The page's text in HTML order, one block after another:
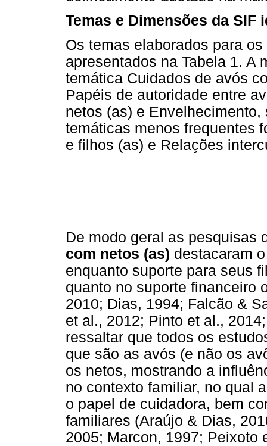
Temas e Dimensões da
Os temas elaborados para
apresentados na Tabela 1. A
temática Cuidados de avós
Papéis de autoridade entre
netos (as) e
temáticas menos frequentes
e filhos (as) e Relações
De modo geral as pesquisas
com netos (as) destacaram
enquanto suporte para seus
quanto no suporte financeiro
2010; Dias, 1994; Falcão &
et al., 2012; Pinto et al.,
ressaltar que todos os
que são as avós (e não os
os netos, mostrando a
no contexto familiar, no qual
o papel de cuidadora, bem
familiares (Araújo & Dias,
2005; Marcon, 1997; Peixoto